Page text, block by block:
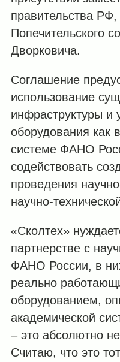
правительства
Попечительского
Дворковича.
Соглашение
использование
инфраструктуры и
оборудования как
системе ФАНО
содействовать
проведения
научно-
«Сколтех»
партнерстве с
ФАНО России, в
реально
оборудованием,
академической
– это абсолютно
Считаю, что это